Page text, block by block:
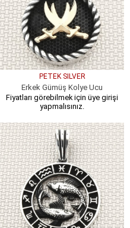
PETEK SILVER
Erkek Gümüş Kolye Ucu
Fiyatları görebilmek için üye girişi
yapmalısınız.